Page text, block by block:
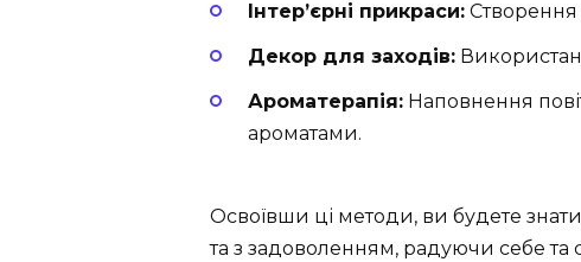
Інтер’єрні прикраси: Створення
Декор для заходів:
Ароматерапія: Наповнення
ароматами.
Освоївши ці методи, ви будете
та з задоволенням, радуючи себе та